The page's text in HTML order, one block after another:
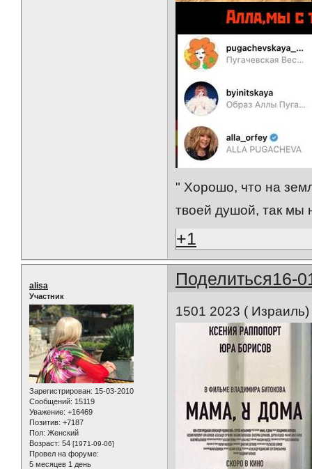
" Хорошо, что на
твоей душой, так мы
+1
Поделиться16-
alisa
Участник
Зарегистрирован: 15-03-2010
Сообщений: 15119
Уважение: +16469
Позитив: +7187
Пол: Женский
Возраст: 54 [1971-09-06]
Провел на форуме:
5 месяцев 1 день
1501 2023 (